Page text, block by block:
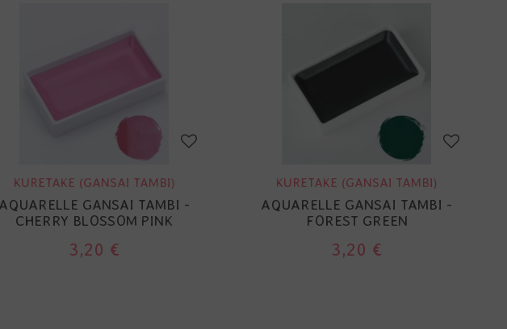
KURETAKE (GANSAI TAMBI)
AQUARELLE GANSAI TAMBI -
CHERRY BLOSSOM PINK
3,20 €
KURETAKE (GANSAI TAMBI)
AQUARELLE GANSAI TAMBI -
FOREST GREEN
3,20 €